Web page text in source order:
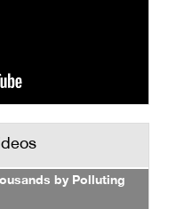
by Polluting